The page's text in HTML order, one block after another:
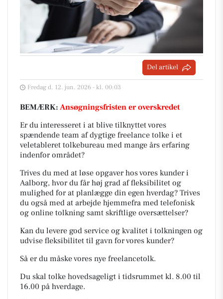
Del artikel
Fredag d. 12. jun. 2026 - kl. 00:03
BEMÆRK: Ansøgningsfristen er overskredet
Er du interesseret i at blive tilknyttet vores
spændende team af dygtige freelance tolke i et
veletableret tolkebureau med mange års erfaring
indenfor området?
Trives du med at løse opgaver hos vores kunder i
Aalborg, hvor du får høj grad af fleksibilitet og
mulighed for at planlægge din egen hverdag? Trives
du også med at arbejde hjemmefra med telefonisk
og online tolkning samt skriftlige oversættelser?
Kan du levere god service og kvalitet i tolkningen og
udvise fleksibilitet til gavn for vores kunder?
Så er du måske vores nye freelancetolk.
Du skal tolke hovedsageligt i tidsrummet kl. 8.00 til
16.00 på hverdage.